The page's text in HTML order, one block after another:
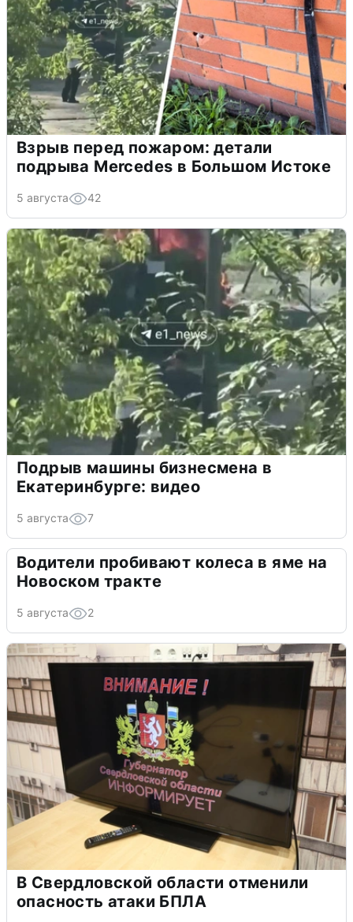
Взрыв перед пожаром: детали
подрыва Mercedes в Большом Истоке
5 августа 42
Подрыв машины бизнесмена в
Екатеринбурге: видео
5 августа 7
Водители пробивают колеса в яме на
Новоском тракте
5 августа 2
В Свердловской области отменили
опасность атаки БПЛА